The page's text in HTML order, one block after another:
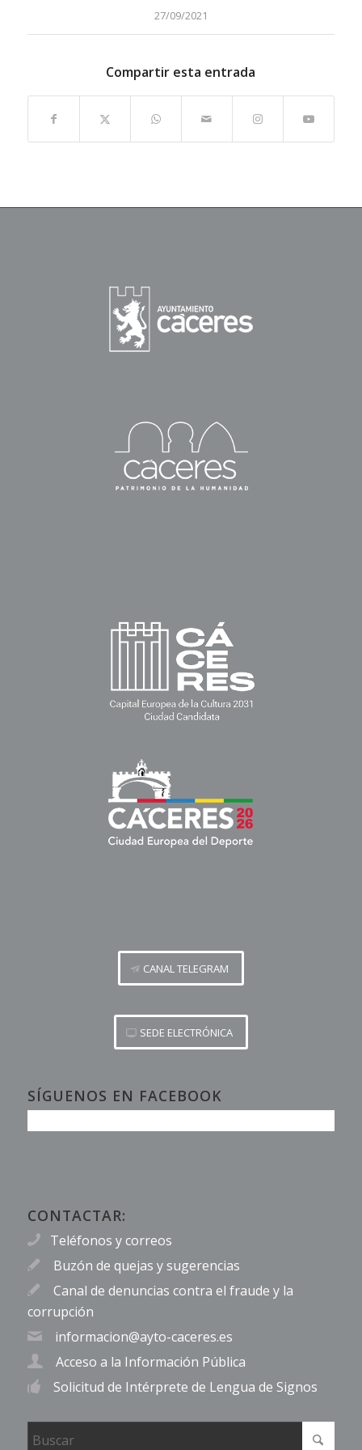
27/09/2021
Compartir esta entrada
CANAL TELEGRAM
SEDE ELECTRÓNICA
SÍGUENOS EN FACEBOOK
CONTACTAR:
Teléfonos y correos
Buzón de quejas y sugerencias
Canal de denuncias contra el fraude y la
corrupción
informacion@ayto-caceres.es
Acceso a la Información Pública
Solicitud de Intérprete de Lengua de Signos